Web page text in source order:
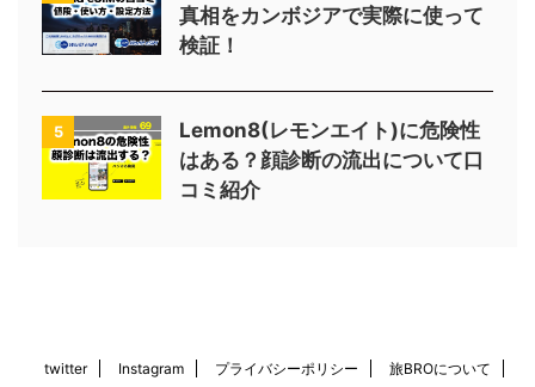
真相をカンボジアで実際に使って
検証！
5
Lemon8(レモンエイト)に危険性
はある？顔診断の流出について口
コミ紹介
twitter Instagram プライバシーポリシー
旅BROについて